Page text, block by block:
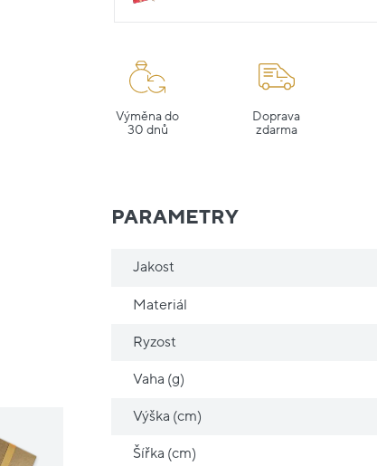
Výměna do
30 dnů
Doprava
zdarma
PARAMETRY
Jakost
Materiál
Ryzost
Vaha (g)
Výška (cm)
Šířka (cm)